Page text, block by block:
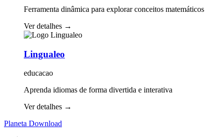
Ferramenta dinâmica para explorar conceitos matemáticos
Ver detalhes →
Lingualeo
educacao
Aprenda idiomas de forma divertida e interativa
Ver detalhes →
Planeta Download